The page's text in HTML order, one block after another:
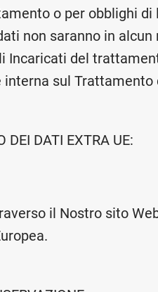
o per obblighi
non saranno in
Incaricati del
sul
DEI DATI EXTRA UE:
il Nostro sito